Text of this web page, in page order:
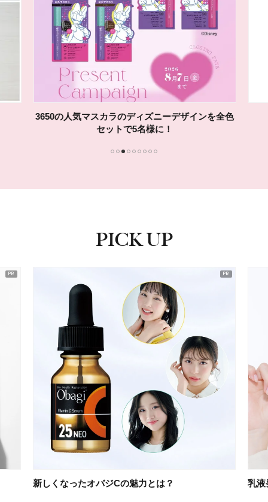
3650の人気マスカラのディズニーデザインを全色
セットで5名様に！
PICK UP
新しくなったオバジCの魅力とは？ 乳液